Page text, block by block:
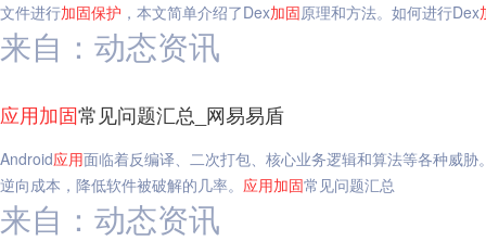
文件进行加固保护 ，本文简单介绍了Dex加固原理和方法。如何进行Dex
来自：动态资讯
应用加固常见问题汇总_网易易盾
Android应用面临着反编译、二次打包、核心业务逻辑和算法等各种威胁
逆向成本，降低软件被破解的几率。 应用加固常见问题汇总
来自：动态资讯